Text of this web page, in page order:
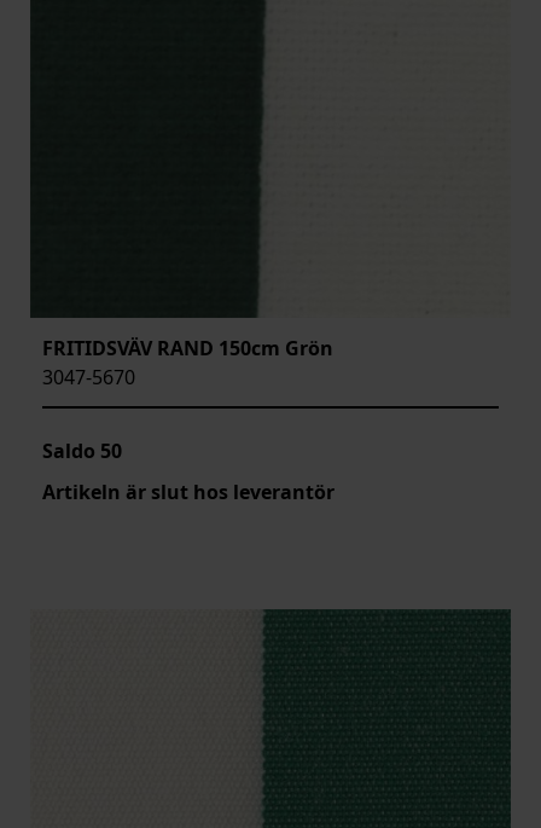
FRITIDSVÄV RAND 150cm Grön
3047-5670
Saldo 50
Artikeln är slut hos leverantör